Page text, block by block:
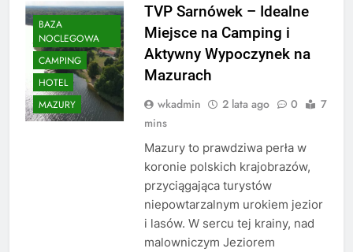
BAZA
NOCLEGOWA
CAMPING
HOTEL
MAZURY
TVP Sarnówek – Idealne
Miejsce na Camping i
Aktywny Wypoczynek na
Mazurach
wkadmin 2 lata ago 0
7
mins
Mazury to prawdziwa perła w
koronie polskich krajobrazów,
przyciągająca turystów
niepowtarzalnym urokiem jezior
i lasów. W sercu tej krainy, nad
malowniczym Jeziorem